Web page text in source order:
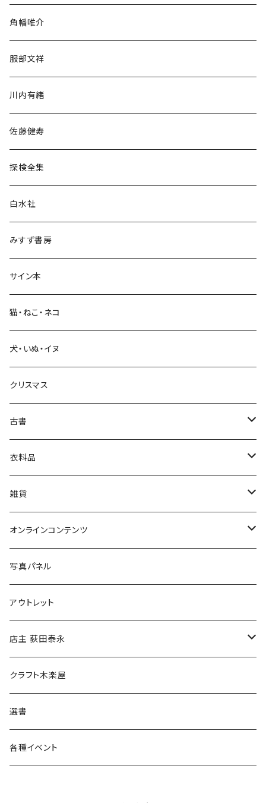
民族・風習
言語・ことば
生活・暮らし
芸術・絵画・写真
絵本・児童書
娯楽・エンターテインメント
角幡唯介
服部文祥
川内有緒
佐藤健寿
探検全集
白水社
みすず書房
サイン本
猫・ねこ・ネコ
犬・いぬ・イヌ
クリスマス
古書
古書セット
美術
衣料品
POLEWARDS
Tシャツ
雑貨
バッグ
ブックカバー
マグカップ
傘
食料品
その他
オンラインコンテンツ
冒険クロストーク
写真パネル
アウトレット
店主 荻田泰永
書籍
ウェア
クラフト木楽屋
選書
各種イベント